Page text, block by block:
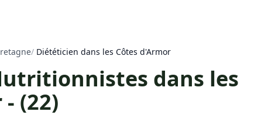
/ Diététicien dans les Côtes d'Armor
dans les
(22)